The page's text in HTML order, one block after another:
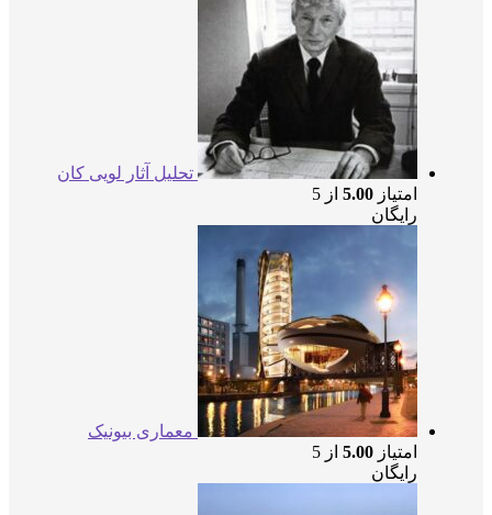
تحلیل آثار لویی کان
5.00از 5
معماری بیونیک
5.00از 5